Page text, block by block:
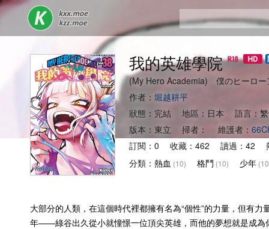
我的英雄學院
(My Hero Academia) 僕のヒーロー
作者： 堀越耕平
狀態：完結 地區：日本 語言：
版本：東立 掃者： 維護者：
訂閱：0 收藏：462 讀過：42
分類： 熱血 (10) 格鬥 (10) 少年
大部分的人類，在這個時代裡都擁有名為“個性”的力量，但有
年——綠谷出久從小就憧憬一位頂尖英雄，而他的夢想就是成為